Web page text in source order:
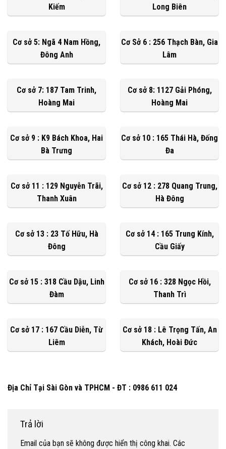
Kiếm
Long Biên
Cơ sở 5: Ngã 4 Nam Hồng,
Đông Anh
Cơ Sở 6 : 256 Thạch Bàn, Gia
Lâm
Cơ sở 7: 187 Tam Trinh,
Hoàng Mai
Cơ sở 8: 1127 Gải Phóng,
Hoàng Mai
Cơ sở 9 : K9 Bách Khoa, Hai
Bà Trưng
Cơ sở 10 : 165 Thái Hà, Đống
Đa
Cơ sở 11 : 129 Nguyễn Trãi,
Thanh Xuân
Cơ sở 12 : 278 Quang Trung,
Hà Đông
Cơ sở 13 : 23 Tố Hữu, Hà
Đông
Cơ sở 14 : 165 Trung Kính,
Cầu Giấy
Cơ sở 15 : 318 Cầu Dậu, Linh
Đàm
Cơ sở 16 : 328 Ngọc Hồi,
Thanh Trì
Cơ sở 17 : 167 Cầu Diễn, Từ
Liêm
Cơ sở 18 : Lê Trọng Tấn, An
Khách, Hoài Đức
Địa Chỉ Tại Sài Gòn và TPHCM - ĐT : 0986 611 024
Trả lời
Email của bạn sẽ không được hiển thị công khai. Các